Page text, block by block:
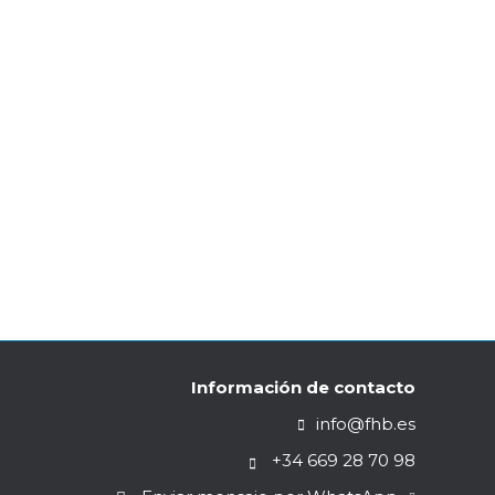
Información de contacto
info@fhb.es
+34 669 28 70 98